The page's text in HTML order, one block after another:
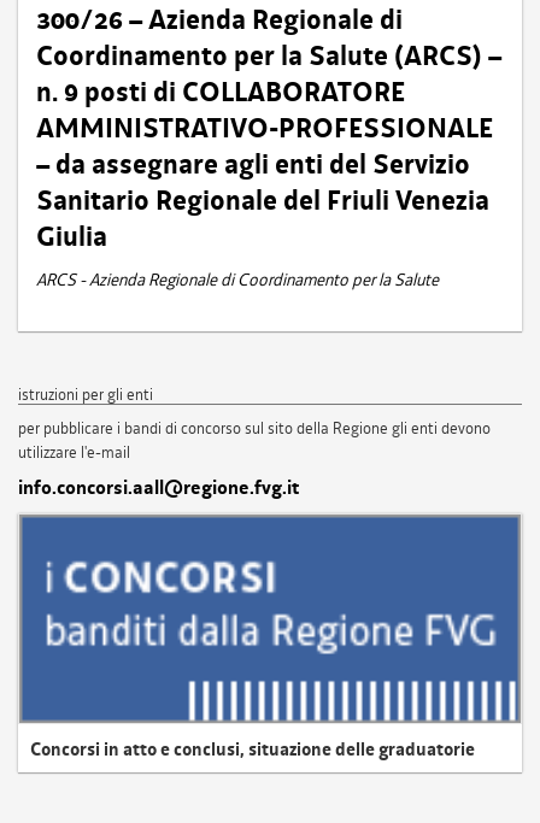
300/26 – Azienda Regionale di
Coordinamento per la Salute (ARCS) –
n. 9 posti di COLLABORATORE
AMMINISTRATIVO-PROFESSIONALE
– da assegnare agli enti del Servizio
Sanitario Regionale del Friuli Venezia
Giulia
ARCS - Azienda Regionale di Coordinamento per la Salute
istruzioni per gli enti
per pubblicare i bandi di concorso sul sito della Regione gli enti devono
utilizzare l'e-mail
info.concorsi.aall@regione.fvg.it
Concorsi in atto e conclusi, situazione delle graduatorie